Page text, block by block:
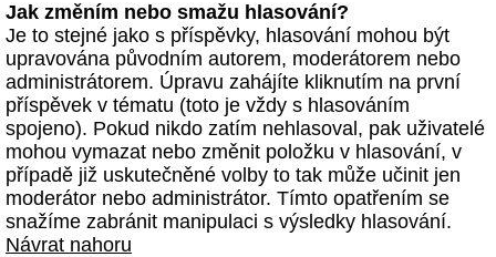
Jak změním nebo smažu hlasování?
Je to stejné jako s příspěvky, hlasování mohou být
upravována původním autorem, moderátorem nebo
administrátorem. Úpravu zahájíte kliknutím na první
příspěvek v tématu (toto je vždy s hlasováním
spojeno). Pokud nikdo zatím nehlasoval, pak uživatelé
mohou vymazat nebo změnit položku v hlasování, v
případě již uskutečněné volby to tak může učinit jen
moderátor nebo administrátor. Tímto opatřením se
snažíme zabránit manipulaci s výsledky hlasování.
Návrat nahoru